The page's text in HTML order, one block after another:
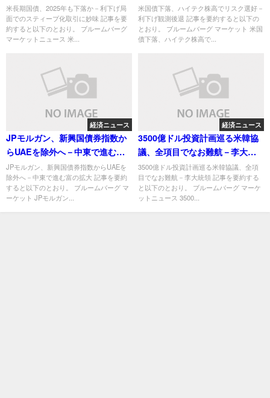
引に妙味
米長期国債、2025年も下落か－利下げ局
面でのスティープ化取引に妙味 記事を要
約すると以下のとおり。 ブルームバーグ
マーケットニュース 米...
米国債下落、ハイテク株高でリスク選好－
利下げ観測後退 記事を要約すると以下の
とおり。 ブルームバーグ マーケット 米国
債下落、ハイテク株高で...
経済ニュース
JPモルガン、新興国債券指数か
らUAEを除外へ－中東で進む富
の拡大
JPモルガン、新興国債券指数からUAEを
除外へ－中東で進む富の拡大 記事を要約
すると以下のとおり。 ブルームバーグ マ
ーケット JPモルガン...
経済ニュース
3500億ドル投資計画巡る米韓協
議、全項目でなお難航－李大統
領
3500億ドル投資計画巡る米韓協議、全項
目でなお難航－李大統領 記事を要約する
と以下のとおり。 ブルームバーグ マーケ
ットニュース 3500...